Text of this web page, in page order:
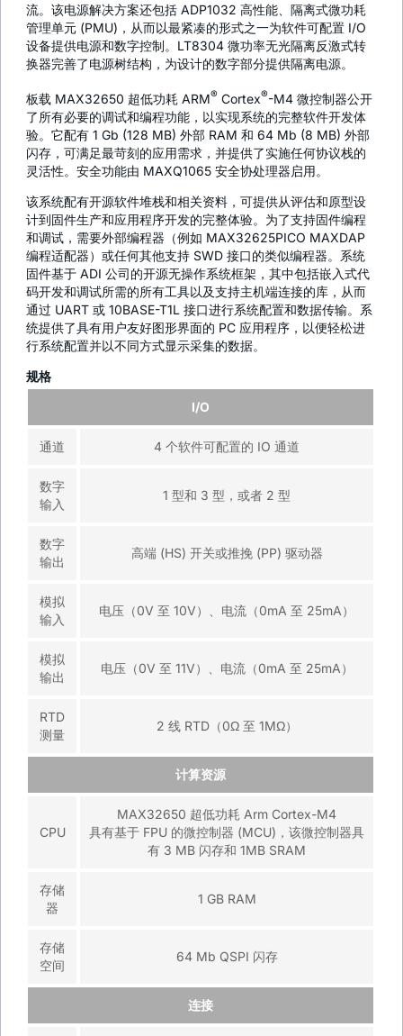
流。该电源解决方案还包括 ADP1032 高性能、隔离式微功耗
管理单元 (PMU)，从而以最紧凑的形式之一为软件可配置 I/O
设备提供电源和数字控制。LT8304 微功率无光隔离反激式转
换器完善了电源树结构，为设计的数字部分提供隔离电源。
板载 MAX32650 超低功耗 ARM® Cortex®-M4 微控制器公开
了所有必要的调试和编程功能，以实现系统的完整软件开发体
验。它配有 1 Gb (128 MB) 外部 RAM 和 64 Mb (8 MB) 外部
闪存，可满足最苛刻的应用需求，并提供了实施任何协议栈的
灵活性。安全功能由 MAXQ1065 安全协处理器启用。
该系统配有开源软件堆栈和相关资料，可提供从评估和原型设
计到固件生产和应用程序开发的完整体验。为了支持固件编程
和调试，需要外部编程器（例如 MAX32625PICO MAXDAP
编程适配器）或任何其他支持 SWD 接口的类似编程器。系统
固件基于 ADI 公司的开源无操作系统框架，其中包括嵌入式代
码开发和调试所需的所有工具以及支持主机端连接的库，从而
通过 UART 或 10BASE-T1L 接口进行系统配置和数据传输。系
统提供了具有用户友好图形界面的 PC 应用程序，以便轻松进
行系统配置并以不同方式显示采集的数据。
规格
I/O
通道 4 个软件可配置的 IO 通道
数字
输入
1 型和 3 型，或者 2 型
数字
输出
高端 (HS) 开关或推挽 (PP) 驱动器
模拟
输入
电压（0V 至 10V）、电流（0mA 至 25mA）
模拟
输出
电压（0V 至 11V）、电流（0mA 至 25mA）
RTD
测量
2 线 RTD（0Ω 至 1MΩ）
计算资源
CPU
MAX32650 超低功耗 Arm Cortex-M4
具有基于 FPU 的微控制器 (MCU)，该微控制器具
有 3 MB 闪存和 1MB SRAM
存储
器
1 GB RAM
存储
空间
64 Mb QSPI 闪存
连接